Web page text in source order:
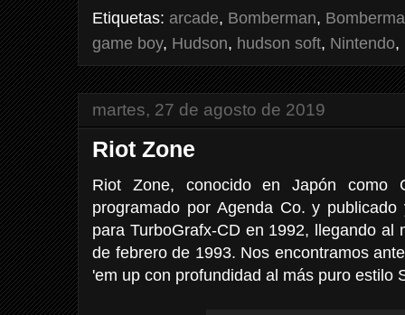
Etiquetas: arcade, Bomberman,
game boy, Hudson, hudson soft, Nintendo,
martes, 27 de agosto de 2019
Riot Zone
Riot Zone, conocido en Japón
programado por Agenda Co. y
para TurboGrafx-CD en 1992, llegando al
de febrero de 1993. Nos encontramos
'em up con profundidad al más puro estilo